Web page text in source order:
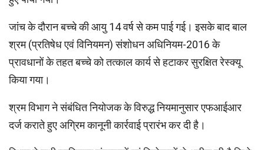
जांच के दौरान बच्चे की आयु 14 वर्ष से कम पाई गई। इसके बाद बाल
श्रम (प्रतिषेध एवं विनियमन) संशोधन अधिनियम-2016 के
प्रावधानों के तहत बच्चे को तत्काल कार्य से हटाकर सुरक्षित रेस्क्यू
किया गया।
श्रम विभाग ने संबंधित नियोजक के विरुद्ध नियमानुसार एफआईआर
दर्ज कराते हुए अग्रिम कानूनी कार्रवाई प्रारंभ कर दी है।